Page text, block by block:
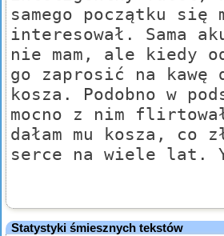
samego początku się
interesował. Sama
nie mam, ale kiedy
go zaprosić na kawę
kosza. Podobno w
mocno z nim
dałam mu kosza, co
serce na wiele lat.
Statystyki śmiesznych tekstów